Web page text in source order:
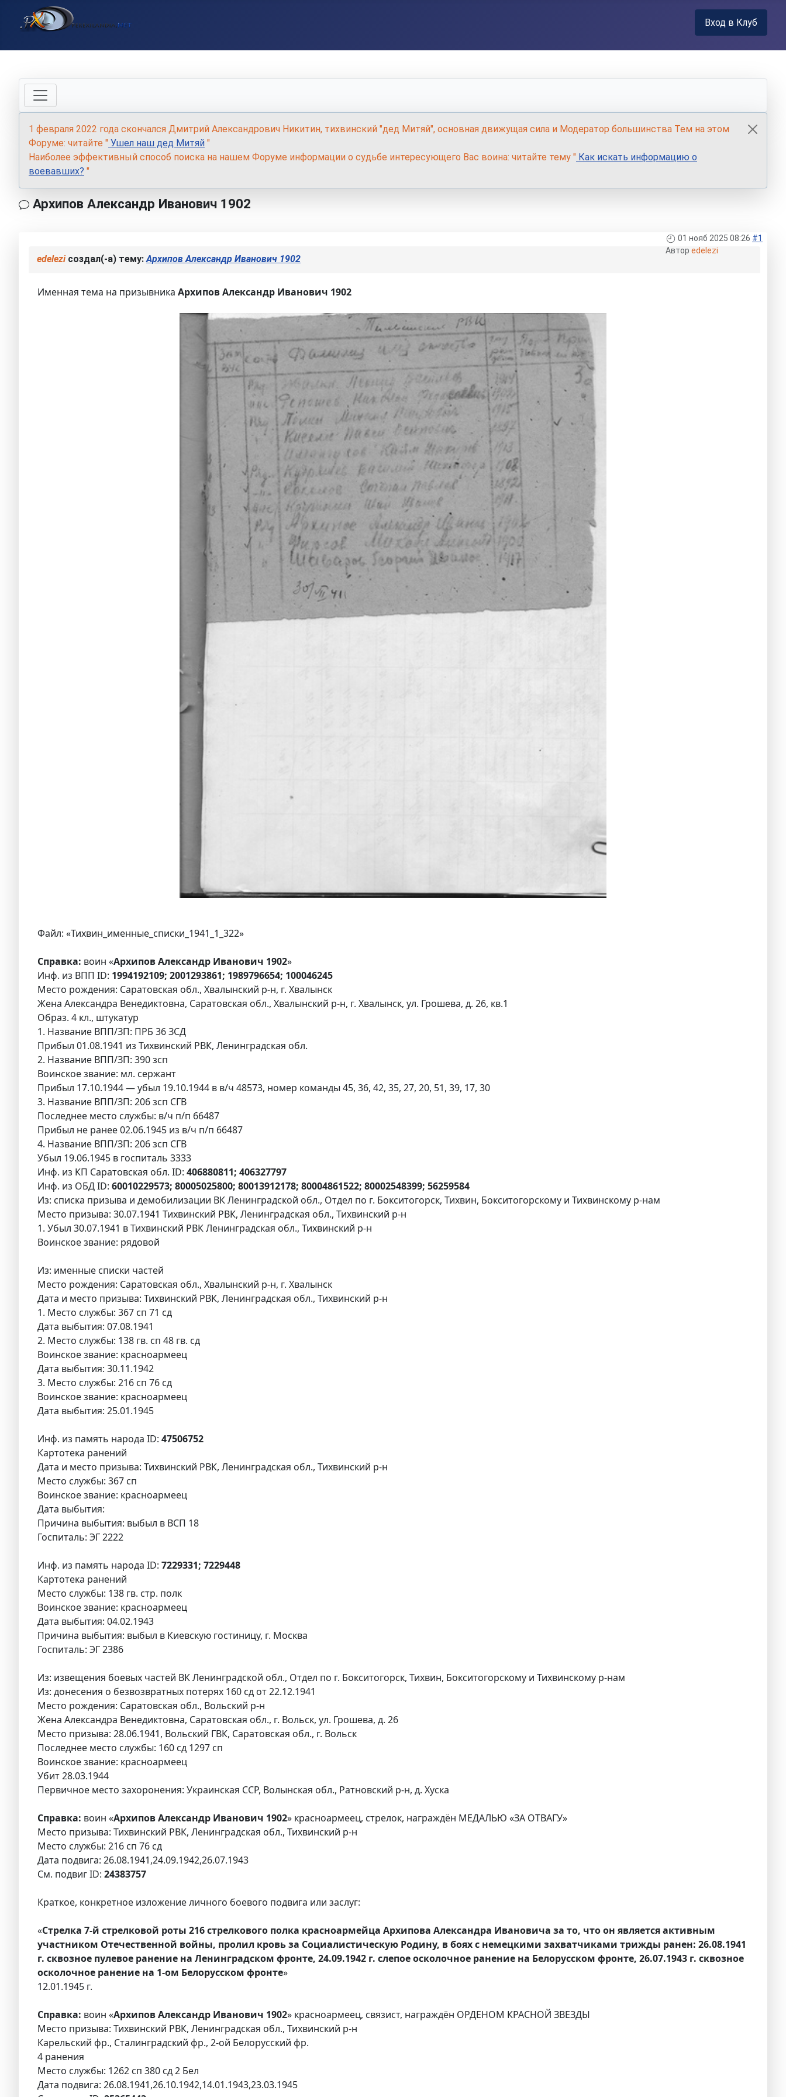
Вход в Клуб
1 февраля 2022 года скончался Дмитрий Александрович Никитин, тихвинский "дед Митяй", основная движущая сила и Модератор большинства Тем на этом
Форуме: читайте " Ушел наш дед Митяй "
Наиболее эффективный способ поиска на нашем Форуме информации о судьбе интересующего Вас воина: читайте тему " Как искать информацию о
воевавших? "
Архипов Александр Иванович 1902
01 нояб 2025 08:26 #1
Автор edelezi
edeleziсоздал(-а) тему:Архипов Александр Иванович 1902
Именная тема на призывника Архипов Александр Иванович 1902
Файл: «Тихвин_именные_списки_1941_1_322»
Справка: воин «Архипов Александр Иванович 1902»
Инф. из ВПП ID: 1994192109; 2001293861; 1989796654; 100046245
Место рождения: Саратовская обл., Хвалынский р-н, г. Хвалынск
Жена Александра Венедиктовна, Саратовская обл., Хвалынский р-н, г. Хвалынск, ул. Грошева, д. 26, кв.1
Образ. 4 кл., штукатур
1. Название ВПП/ЗП: ПРБ 36 ЗСД
Прибыл 01.08.1941 из Тихвинский РВК, Ленинградская обл.
2. Название ВПП/ЗП: 390 зсп
Воинское звание: мл. сержант
Прибыл 17.10.1944 — убыл 19.10.1944 в в/ч 48573, номер команды 45, 36, 42, 35, 27, 20, 51, 39, 17, 30
3. Название ВПП/ЗП: 206 зсп СГВ
Последнее место службы: в/ч п/п 66487
Прибыл не ранее 02.06.1945 из в/ч п/п 66487
4. Название ВПП/ЗП: 206 зсп СГВ
Убыл 19.06.1945 в госпиталь 3333
Инф. из КП Саратовская обл. ID: 406880811; 406327797
Инф. из ОБД ID: 60010229573; 80005025800; 80013912178; 80004861522; 80002548399; 56259584
Из: списка призыва и демобилизации ВК Ленинградской обл., Отдел по г. Бокситогорск, Тихвин, Бокситогорскому и Тихвинскому р-нам
Место призыва: 30.07.1941 Тихвинский РВК, Ленинградская обл., Тихвинский р-н
1. Убыл 30.07.1941 в Тихвинский РВК Ленинградская обл., Тихвинский р-н
Воинское звание: рядовой
Из: именные списки частей
Место рождения: Саратовская обл., Хвалынский р-н, г. Хвалынск
Дата и место призыва: Тихвинский РВК, Ленинградская обл., Тихвинский р-н
1. Место службы: 367 сп 71 сд
Дата выбытия: 07.08.1941
2. Место службы: 138 гв. сп 48 гв. сд
Воинское звание: красноармеец
Дата выбытия: 30.11.1942
3. Место службы: 216 сп 76 сд
Воинское звание: красноармеец
Дата выбытия: 25.01.1945
Инф. из память народа ID: 47506752
Картотека ранений
Дата и место призыва: Тихвинский РВК, Ленинградская обл., Тихвинский р-н
Место службы: 367 сп
Воинское звание: красноармеец
Дата выбытия:
Причина выбытия: выбыл в ВСП 18
Госпиталь: ЭГ 2222
Инф. из память народа ID: 7229331; 7229448
Картотека ранений
Место службы: 138 гв. стр. полк
Воинское звание: красноармеец
Дата выбытия: 04.02.1943
Причина выбытия: выбыл в Киевскую гостиницу, г. Москва
Госпиталь: ЭГ 2386
Из: извещения боевых частей ВК Ленинградской обл., Отдел по г. Бокситогорск, Тихвин, Бокситогорскому и Тихвинскому р-нам
Из: донесения о безвозвратных потерях 160 сд от 22.12.1941
Место рождения: Саратовская обл., Вольский р-н
Жена Александра Венедиктовна, Саратовская обл., г. Вольск, ул. Грошева, д. 26
Место призыва: 28.06.1941, Вольский ГВК, Саратовская обл., г. Вольск
Последнее место службы: 160 сд 1297 сп
Воинское звание: красноармеец
Убит 28.03.1944
Первичное место захоронения: Украинская ССР, Волынская обл., Ратновский р-н, д. Хуска
Справка: воин «Архипов Александр Иванович 1902» красноармеец, стрелок, награждён МЕДАЛЬЮ «ЗА ОТВАГУ»
Место призыва: Тихвинский РВК, Ленинградская обл., Тихвинский р-н
Место службы: 216 сп 76 сд
Дата подвига: 26.08.1941,24.09.1942,26.07.1943
См. подвиг ID: 24383757
Краткое, конкретное изложение личного боевого подвига или заслуг:
«Стрелка 7-й стрелковой роты 216 стрелкового полка красноармейца Архипова Александра Ивановича за то, что он является активным
участником Отечественной войны, пролил кровь за Социалистическую Родину, в боях с немецкими захватчиками трижды ранен: 26.08.1941
г. сквозное пулевое ранение на Ленинградском фронте, 24.09.1942 г. слепое осколочное ранение на Белорусском фронте, 26.07.1943 г. сквозное
осколочное ранение на 1-ом Белорусском фронте»
12.01.1945 г.
Справка: воин «Архипов Александр Иванович 1902» красноармеец, связист, награждён ОРДЕНОМ КРАСНОЙ ЗВЕЗДЫ
Место призыва: Тихвинский РВК, Ленинградская обл., Тихвинский р-н
Карельский фр., Сталинградский фр., 2-ой Белорусский фр.
4 ранения
Место службы: 1262 сп 380 сд 2 Бел
Дата подвига: 26.08.1941,26.10.1942,14.01.1943,23.03.1945